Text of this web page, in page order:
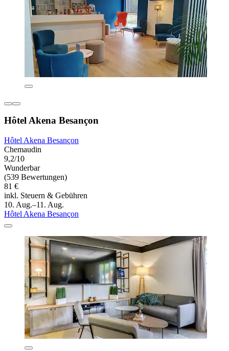
Hôtel Akena Besançon
Hôtel Akena Besançon
Chemaudin
9,2/10
Wunderbar
(539 Bewertungen)
81 €
inkl. Steuern & Gebühren
10. Aug.–11. Aug.
Hôtel Akena Besançon